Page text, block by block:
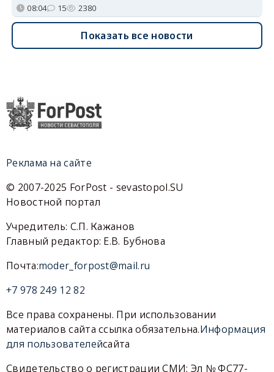
08:04 15 2380
Показать все новости
Реклама на сайте
© 2007-2025 ForPost - sevastopol.SU
Новостной портал
Учредитель: С.П. Кажанов
Главный редактор: Е.В. Бубнова
Почта:moder_forpost@mail.ru
+7 978 249 12 82
Все права сохранены. При использовании
материалов сайта ссылка обязательна.Информация
для пользователейсайта
Свидетельство о регистрации СМИ: Эл № ФС77-